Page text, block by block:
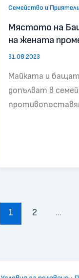
Семейство и
Мястото на
на жената
31.08.2023
Майката и
допълват в
1 2 …